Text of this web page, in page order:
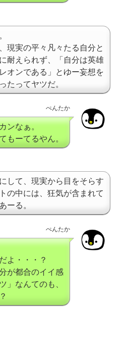
現実の平々凡々たる自分と
耐えられず、「自分は英雄
オンである」とゆー妄想を
たってヤツだ。
ぺんたか
ンなぁ。
もーてるやん。
して、現実から目をそらす
の中には、狂気が含まれて
ーる。
ぺんたか
よ・・・？
が都合のイイ感
」なんてのも、